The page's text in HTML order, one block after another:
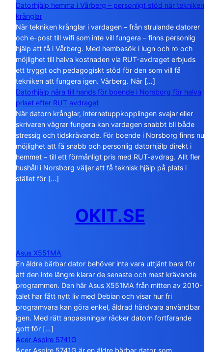
Datorhjälp hemma i Vårberg – personligt stöd när tekniken
krånglar
När tekniken krånglar i vardagen – från strulande datorer
och e-post till wifi som inte vill fungera – finns personlig
hjälp att få i Vårberg. Med hembesök i lugn och ro och
möjlighet till halva kostnaden via RUT-avdraget erbjuds
ett tryggt och pedagogiskt stöd för den som vill få
tekniken att fungera igen. Vårberg. När […]
Datorhjälp nära till hands för boende i Norsborg för halva
priset efter RUT avdraget
När datorn krånglar, internetuppkopplingen svajar eller
skrivaren vägrar fungera kan vardagen snabbt bli både
stressig och tidskrävande. För boende i Norsborg finns nu
möjlighet att få snabb och personlig datorhjälp direkt i
hemmet – till ett förmånligt pris med RUT-avdrag. Allt fler
hushåll i Norsborg väljer att få teknisk hjälp på plats i
stället för […]
OKIT.SE
Asus X551MA
En äldre bärbar dator behöver inte vara uttjänt bara för
att den inte längre klarar de senaste och mest krävande
programmen. Den här Asus X551MA från mitten av 2010-
talet har fått nytt liv med Debian och visar hur fri
programvara kan göra enkel, åldrad hårdvara användbar
igen. Med rätt anpassningar räcker datorn fortfarande
gott för […]
Acer Aspire 5741G
Acer Aspire 5741G är en äldre bärbar dator som